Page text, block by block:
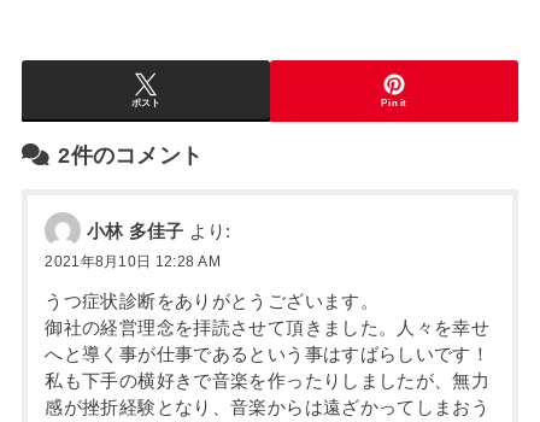
ポスト Pin it
2件のコメント
小林 多佳子 より:
2021年8月10日 12:28 AM
うつ症状診断をありがとうございます。
御社の経営理念を拝読させて頂きました。人々を幸せ
へと導く事が仕事であるという事はすばらしいです！
私も下手の横好きで音楽を作ったりしましたが、無力
感が挫折経験となり、音楽からは遠ざかってしまおう